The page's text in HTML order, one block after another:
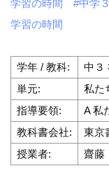
学習の時間
#中学
学習の時間
学年 / 教科:
中３
単元:
私た
指導要領:
A 私
教科書会社:
東京
授業者:
齋藤